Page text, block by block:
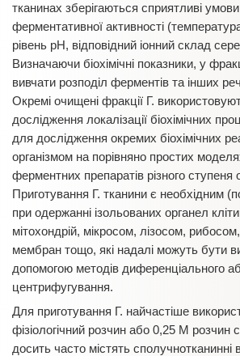
тканинах зберігаються сприятливі
ферментативної активності
рівень рН, відповідний іонний склад
Визначаючи біохімічні показники, у
вивчати розподіл ферментів та інших
Окремі очищені фракції Г.
дослідження локалізації біохімічних
для дослідження окремих біохімічних
організмом на порівняно простих
ферментних препаратів різного ступеня
Приготування Г. тканини є необхідним
при одержанні ізольованих органел
мітохондрій, мікросом, лізосом, рибосом,
мембран тощо, які надалі можуть бути
допомогою методів диференціального
центрифугування.
Для приготування Г. найчастіше
фізіологічний розчин або 0,25 М розчин
досить часто містять сполучнотканинні